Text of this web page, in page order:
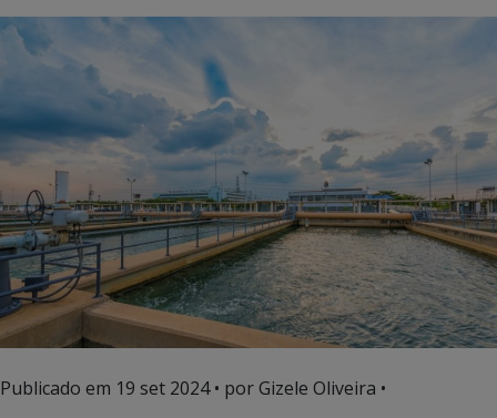
Publicado em 19 set 2024• por Gizele Oliveira •